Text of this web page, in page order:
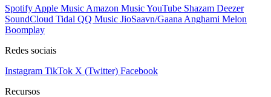
Spotify Apple Music Amazon MusicYouTube Shazam Deezer
SoundCloud Tidal QQ Music JioSaavn/Gaana Anghami Melon
Boomplay
Redes sociais
Instagram TikTok X (Twitter) Facebook
Recursos